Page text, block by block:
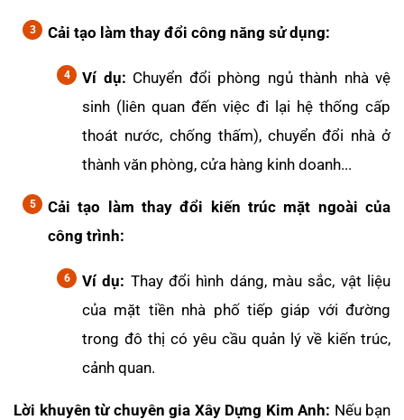
Cải tạo làm thay đổi công năng sử dụng:
Ví dụ: Chuyển đổi phòng ngủ thành nhà vệ
sinh (liên quan đến việc đi lại hệ thống cấp
thoát nước, chống thấm), chuyển đổi nhà ở
thành văn phòng, cửa hàng kinh doanh...
Cải tạo làm thay đổi kiến trúc mặt ngoài của
công trình:
Ví dụ: Thay đổi hình dáng, màu sắc, vật liệu
của mặt tiền nhà phố tiếp giáp với đường
trong đô thị có yêu cầu quản lý về kiến trúc,
cảnh quan.
Lời khuyên từ chuyên gia Xây Dựng Kim Anh: Nếu bạn